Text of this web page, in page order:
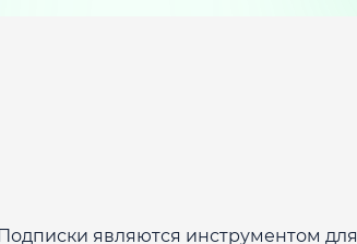
являются инструментом для